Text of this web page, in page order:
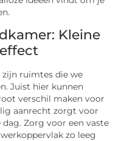
Kleine
zijn ruimtes die we
Juist hier kunnen
verschil maken voor
aanrecht zorgt voor
Zorg voor een vaste
zo leeg